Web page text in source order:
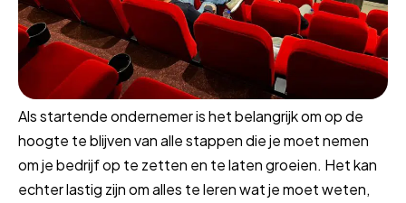
Als startende ondernemer is het belangrijk om op de
hoogte te blijven van alle stappen die je moet nemen
om je bedrijf op te zetten en te laten groeien. Het kan
echter lastig zijn om alles te leren wat je moet weten,